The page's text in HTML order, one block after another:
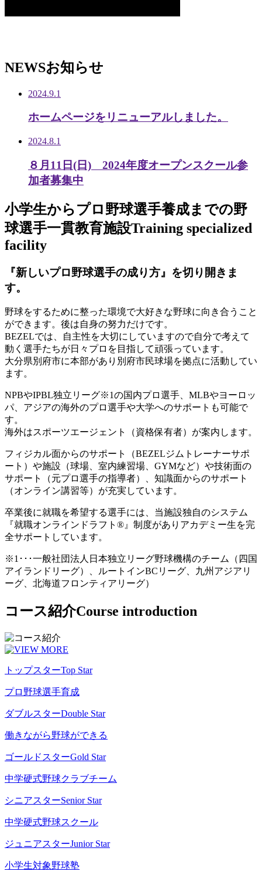
NEWSお知らせ
2024.9.1
ホームページをリニューアルしました。
2024.8.1
８月11日(日) 2024年度オープンスクール参
加者募集中
小学生からプロ野球選手養成までの野
球選手一貫教育施設Training specialized
facility
『新しいプロ野球選手の成り方』を切り開きま
す。
野球をするために整った環境で大好きな野球に向き合うこと
ができます。後は自身の努力だけです。
BEZELでは、自主性を大切にしていますので自分で考えて
動く選手たちが日々プロを目指して頑張っています。
大分県別府市に本部があり別府市民球場を拠点に活動してい
ます。
NPBやIPBL独立リーグ※1の国内プロ選手、MLBやヨーロッ
パ、アジアの海外のプロ選手や大学へのサポートも可能で
す。
海外はスポーツエージェント（資格保有者）が案内します。
フィジカル面からのサポート（BEZELジムトレーナーサポ
ート）や施設（球場、室内練習場、GYMなど）や技術面の
サポート（元プロ選手の指導者）、知識面からのサポート
（オンライン講習等）が充実しています。
卒業後に就職を希望する選手には、当施設独自のシステム
『就職オンラインドラフト®』制度がありアカデミー生を完
全サポートしています。
※1･･･一般社団法人日本独立リーグ野球機構のチーム（四国
アイランドリーグ）、ルートインBCリーグ、九州アジアリ
ーグ、北海道フロンティアリーグ）
コース紹介Course introduction
トップスターTop Star
プロ野球選手育成
ダブルスターDouble Star
働きながら野球ができる
ゴールドスターGold Star
中学硬式野球クラブチーム
シニアスターSenior Star
中学硬式野球スクール
ジュニアスターJunior Star
小学生対象野球塾